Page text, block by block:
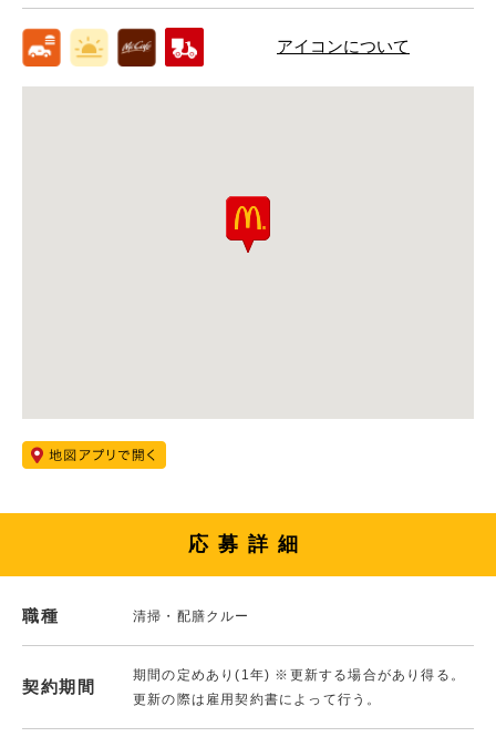
アイコンについて
応募詳細
職種 清掃・配膳クルー
契約期間
期間の定めあり(1年) ※更新する場合があり得る。
更新の際は雇用契約書によって行う。